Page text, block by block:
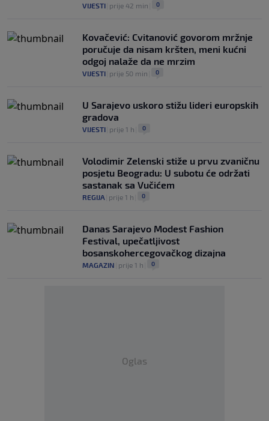
VIJESTI prije 42 min 0
Kovačević: Cvitanović govorom mržnje
poručuje da nisam kršten, meni kućni
odgoj nalaže da ne mrzim
VIJESTI prije 50 min 0
U Sarajevo uskoro stižu lideri europskih
gradova
VIJESTI prije 1 h 0
Volodimir Zelenski stiže u prvu zvaničnu
posjetu Beogradu: U subotu će održati
sastanak sa Vučićem
REGIJA prije 1 h 0
Danas Sarajevo Modest Fashion
Festival, upečatljivost
bosanskohercegovačkog dizajna
MAGAZIN prije 1 h 0
Oglas